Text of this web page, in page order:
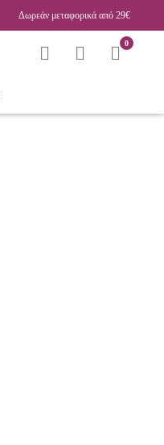
Δωρεάν μεταφορικά από 29€
0